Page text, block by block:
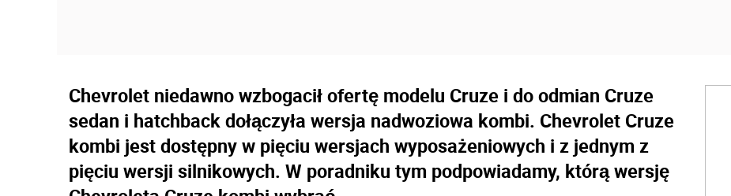
Chevrolet niedawno wzbogacił ofertę modelu Cruze i do odmian Cruze
sedan i hatchback dołączyła wersja nadwoziowa kombi. Chevrolet Cruze
kombi jest dostępny w pięciu wersjach wyposażeniowych i z jednym z
pięciu wersji silnikowych. W poradniku tym podpowiadamy, którą wersję